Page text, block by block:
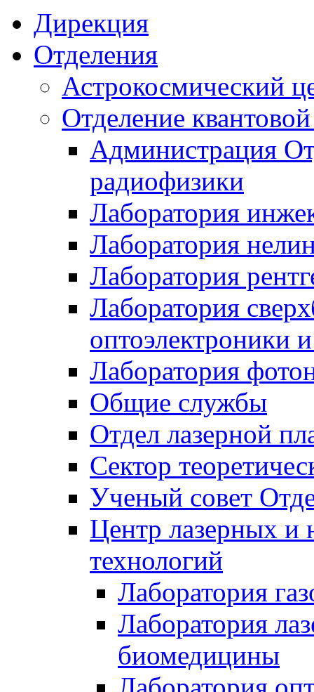
Дирекция
Отделения
Астрокосмический
Отделение
Администрация
радиофизики
Лаборатория
Лаборатория
Лаборатория
Лаборатория
оптоэлектроники
Лаборатория
Общие службы
Отдел лазерной
Сектор
Ученый совет
Центр лазерных и
технологий
Лаборатория
Лаборатория
биомедицины